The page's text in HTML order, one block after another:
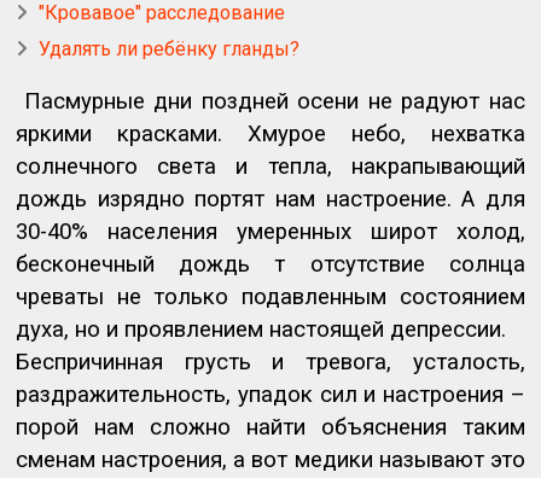
"Кровавое" расследование
Удалять ли ребёнку гланды?
Пасмурные дни поздней осени не радуют нас
яркими красками. Хмурое небо, нехватка
солнечного света и тепла, накрапывающий
дождь изрядно портят нам настроение. А для
30-40% населения умеренных широт холод,
бесконечный дождь т отсутствие солнца
чреваты не только подавленным состоянием
духа, но и проявлением настоящей депрессии.
Беспричинная грусть и тревога, усталость,
раздражительность, упадок сил и настроения –
порой нам сложно найти объяснения таким
сменам настроения, а вот медики называют это